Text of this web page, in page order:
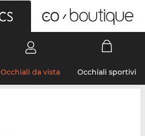
Occhiali da vista Occhiali sportivi